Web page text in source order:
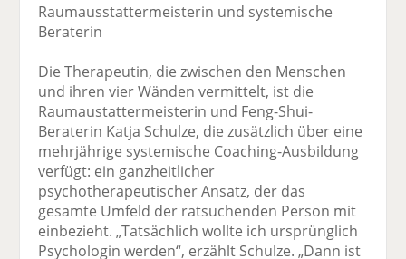
Raumausstattermeisterin und systemische
Beraterin
Die Therapeutin, die zwischen den Menschen
und ihren vier Wänden vermittelt, ist die
Raumaustattermeisterin und Feng-Shui-
Beraterin Katja Schulze, die zusätzlich über eine
mehrjährige systemische Coaching-Ausbildung
verfügt: ein ganzheitlicher
psychotherapeutischer Ansatz, der das
gesamte Umfeld der ratsuchenden Person mit
einbezieht. „Tatsächlich wollte ich ursprünglich
Psychologin werden“, erzählt Schulze. „Dann ist